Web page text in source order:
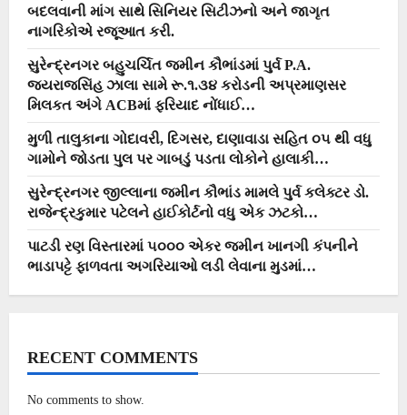
બદલવાની માંગ સાથે સિનિયર સિટીઝનો અને જાગૃત
નાગરિકોએ રજૂઆત કરી.
સુરેન્દ્રનગર બહુચર્ચિત જમીન કૌભાંડમાં પુર્વ P.A.
જયરાજસિંહ ઝાલા સામે રૂ.૧.૩૪ કરોડની અપ્રમાણસર
મિલકત અંગે ACBમાં ફરિયાદ નોંધાઈ…
મુળી તાલુકાના ગોદાવરી, દિગસર, દાણાવાડા સહિત ૦૫ થી વધુ
ગામોને જોડતા પુલ પર ગાબડું પડતા લોકોને હાલાકી…
સુરેન્દ્રનગર જીલ્લાના જમીન કૌભાંડ મામલે પુર્વ કલેક્ટર ડો.
રાજેન્દ્રકુમાર પટેલને હાઈકોર્ટનો વધુ એક ઝટકો…
પાટડી રણ વિસ્તારમાં ૫૦૦૦ એકર જમીન ખાનગી કંપનીને
ભાડાપટ્ટે ફાળવતા અગરિયાઓ લડી લેવાના મુડમાં…
RECENT COMMENTS
No comments to show.